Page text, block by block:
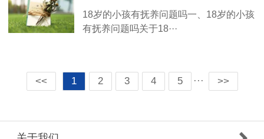
18岁的小孩有抚养问题吗一、18岁的小孩
有抚养问题吗关于18···
<< 1 2 3 4 5 ··· >>